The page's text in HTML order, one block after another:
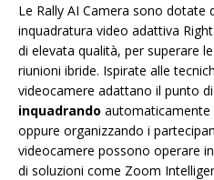
Le Rally AI Camera sono dotate
inquadratura video adattiva
di elevata qualità, per superare
riunioni ibride. Ispirate alle
videocamere adattano il punto
inquadrando automaticamente
oppure organizzando i
videocamere possono operare
di soluzioni come Zoom